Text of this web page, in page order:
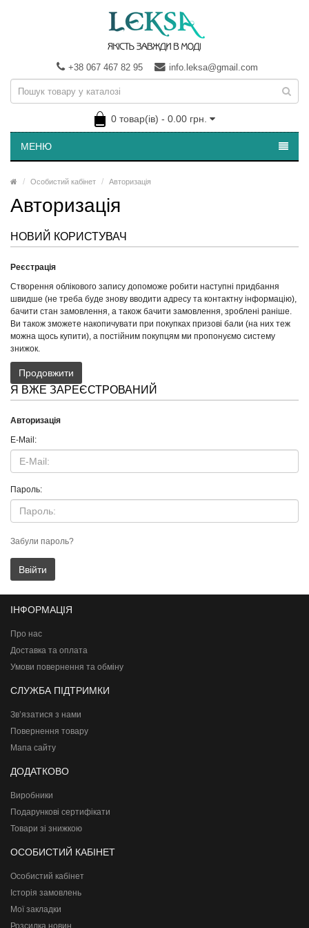
+38 067 467 82 95 info.leksa@gmail.com
0 товар(ів) - 0.00 грн.
МЕНЮ
Особистий кабінет Авторизація
Авторизація
НОВИЙ КОРИСТУВАЧ
Реєстрація
Створення облікового запису допоможе робити наступні придбання
швидше (не треба буде знову вводити адресу та контактну інформацію),
бачити стан замовлення, а також бачити замовлення, зроблені раніше.
Ви також зможете накопичувати при покупках призові бали (на них теж
можна щось купити), а постійним покупцям ми пропонуємо систему
знижок.
Продовжити
Я ВЖЕ ЗАРЕЄСТРОВАНИЙ
Авторизація
E-Mail:
Пароль:
Забули пароль?
ІНФОРМАЦІЯ
Про нас
Доставка та оплата
Умови повернення та обміну
СЛУЖБА ПІДТРИМКИ
Зв’язатися з нами
Повернення товару
Мапа сайту
ДОДАТКОВО
Виробники
Подарункові сертифікати
Товари зі знижкою
ОСОБИСТИЙ КАБІНЕТ
Особистий кабінет
Історія замовлень
Мої закладки
Розсилка новин